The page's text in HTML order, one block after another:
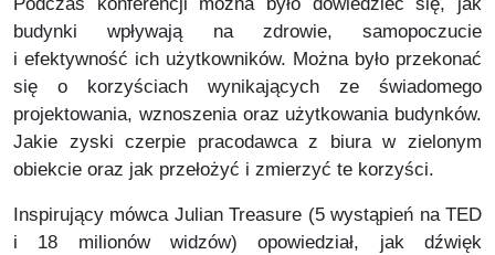
budynki wpływają na zdrowie, samopoczucie
i efektywność ich użytkowników. Można było przekonać
się o korzyściach wynikających ze świadomego
projektowania, wznoszenia oraz użytkowania budynków.
Jakie zyski czerpie pracodawca z biura w zielonym
obiekcie oraz jak przełożyć i zmierzyć te korzyści.
Inspirujący mówca Julian Treasure (5 wystąpień na TED
i 18 milionów widzów) opowiedział, jak dźwięk